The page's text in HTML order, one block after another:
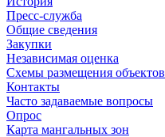
Пресс-служба
Общие сведения
Закупки
Независимая оценка
Схемы размещения объектов
Контакты
Часто задаваемые вопросы
Опрос
Карта мангальных зон